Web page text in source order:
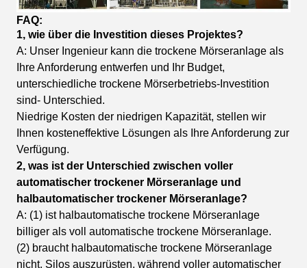
FAQ:
1, wie über die Investition dieses Projektes?
A: Unser Ingenieur kann die trockene Mörseranlage als
Ihre Anforderung entwerfen und Ihr Budget,
unterschiedliche trockene Mörserbetriebs-Investition
sind- Unterschied.
Niedrige Kosten der niedrigen Kapazität, stellen wir
Ihnen kosteneffektive Lösungen als Ihre Anforderung zur
Verfügung.
2, was ist der Unterschied zwischen voller
automatischer trockener Mörseranlage und
halbautomatischer trockener Mörseranlage?
A: (1) ist halbautomatische trockene Mörseranlage
billiger als voll automatische trockene Mörseranlage.
(2) braucht halbautomatische trockene Mörseranlage
nicht, Silos auszurüsten, während voller automatischer